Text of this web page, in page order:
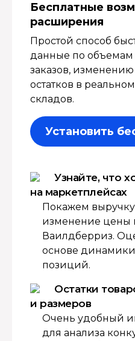
Бесплатные
расширения
Простой способ
данные по объемам
заказов,
остатков в
складов.
Установить
Узнайте, что
на маркетплейсах
Покажем
изменение цены
Ваилдберриз.
основе
позиций.
Остатки
и размеров
Очень удобный
для анализа